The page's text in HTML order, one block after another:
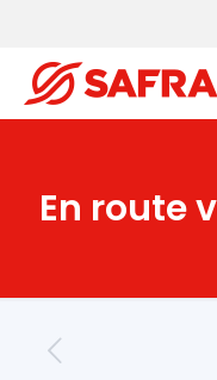
En route